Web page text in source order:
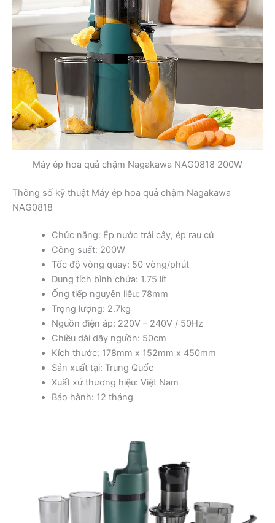
Máy ép hoa quả chậm Nagakawa NAG0818 200W
Thông số kỹ thuật Máy ép hoa quả chậm Nagakawa
NAG0818
Chức năng: Ép nước trái cây, ép rau củ
Công suất: 200W
Tốc độ vòng quay: 50 vòng/phút
Dung tích bình chứa: 1.75 lít
Ống tiếp nguyên liệu: 78mm
Trọng lượng: 2.7kg
Nguồn điện áp: 220V – 240V / 50Hz
Chiều dài dây nguồn: 50cm
Kích thước: 178mm x 152mm x 450mm
Sản xuất tại: Trung Quốc
Xuất xứ thương hiệu: Việt Nam
Bảo hành: 12 tháng